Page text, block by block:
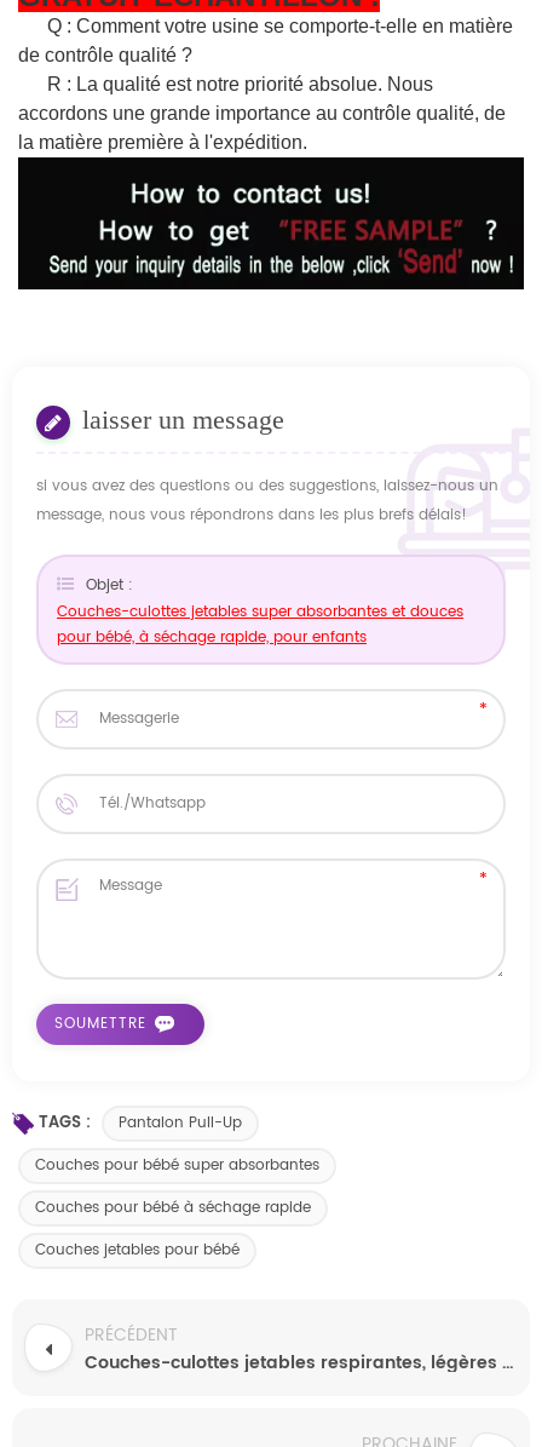
Q : Comment votre usine se comporte-t-elle en matière
de contrôle qualité ?
R : La qualité est notre priorité absolue. Nous
accordons une grande importance au contrôle qualité, de
la matière première à l'expédition.
laisser un message
si vous avez des questions ou des suggestions, laissez-nous un
message, nous vous répondrons dans les plus brefs délais!
Objet :
Couches-culottes jetables super absorbantes et douces
pour bébé, à séchage rapide, pour enfants
TAGS :
Pantalon Pull-Up
Couches pour bébé super absorbantes
Couches pour bébé à séchage rapide
Couches jetables pour bébé
PRÉCÉDENT
Couches-culottes jetables respirantes, légères et sèches, de haute qualité, absorbantes, pour bébé, vente en gros, logo personnalisable OEM